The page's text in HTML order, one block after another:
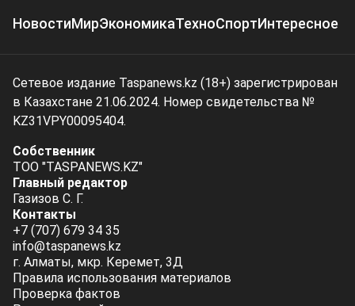
НовостиМирЭкономикаТехноСпортИнтересное
Сетевое издание Taspanews.kz (18+) зарегистрирован
в Казахстане 21.06.2024. Номер свидетельства №
KZ31VPY00095404.
Собственник
ТОО "TASPANEWS.KZ"
Главный редактор
Газизов С. Г.
Контакты
+7 (707) 679 34 35
info@taspanews.kz
г. Алматы, мкр. Керемет, 3Д
Правила использования материалов
Проверка фактов